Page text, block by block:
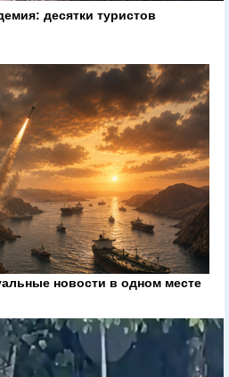
десятки туристов
новости в одном месте